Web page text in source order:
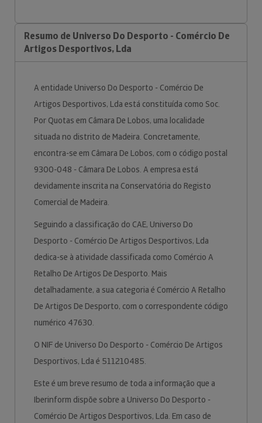
Resumo de Universo Do Desporto - Comércio De
Artigos Desportivos, Lda
A entidade Universo Do Desporto - Comércio De
Artigos Desportivos, Lda está constituída como Soc.
Por Quotas em Câmara De Lobos, uma localidade
situada no distrito de Madeira. Concretamente,
encontra-se em Câmara De Lobos, com o código postal
9300-048 - Câmara De Lobos. A empresa está
devidamente inscrita na Conservatória do Registo
Comercial de Madeira.
Seguindo a classificação do CAE, Universo Do
Desporto - Comércio De Artigos Desportivos, Lda
dedica-se à atividade classificada como Comércio A
Retalho De Artigos De Desporto. Mais
detalhadamente, a sua categoria é Comércio A Retalho
De Artigos De Desporto, com o correspondente código
numérico 47630.
O NIF de Universo Do Desporto - Comércio De Artigos
Desportivos, Lda é 511210485.
Este é um breve resumo de toda a informação que a
Iberinform dispõe sobre a Universo Do Desporto -
Comércio De Artigos Desportivos, Lda. Em caso de